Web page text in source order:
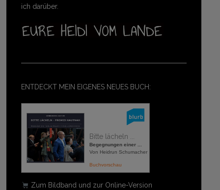
ich darüber.
ENTDECKT MEIN EIGENES NEUES BUCH:
Bitte lächeln ...
Begegnungen einer ...
Von Heidrun Schumacher
Buchvorschau
Zum Bildband und zur Online-Version